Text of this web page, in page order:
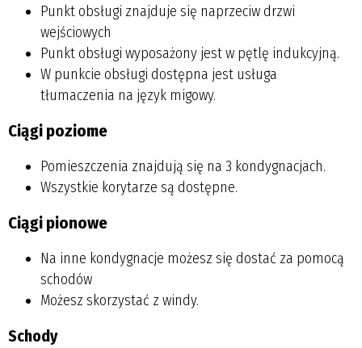
Punkt obsługi znajduje się naprzeciw drzwi
wejściowych
Punkt obsługi wyposażony jest w pętlę indukcyjną.
W punkcie obsługi dostępna jest usługa
tłumaczenia na język migowy.
Ciągi poziome
Pomieszczenia znajdują się na 3 kondygnacjach.
Wszystkie korytarze są dostępne.
Ciągi pionowe
Na inne kondygnacje możesz się dostać za pomocą
schodów
Możesz skorzystać z windy.
Schody